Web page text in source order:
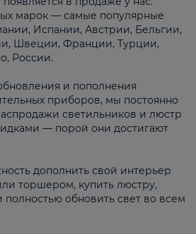
марок — самые популярные
Испании, Австрии, Бельгии,
Швеции, Франции, Турции,
России.
и пополнения
приборов, мы постоянно
светильников и люстр
— порой они достигают
дополнить свой интерьер
торшером, купить люстру,
обновить свет во всем